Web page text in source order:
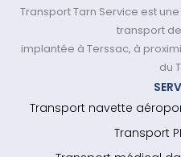
Transport Tarn Service est
transport
implantée à Terssac, à
du
Transport navette
Transport